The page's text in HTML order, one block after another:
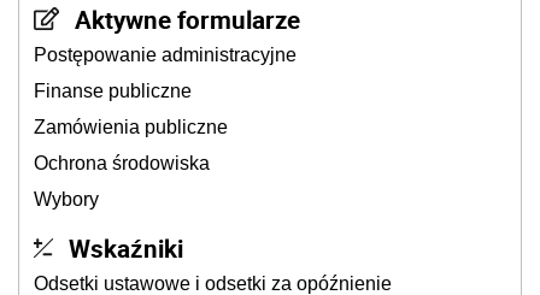
Aktywne formularze
Postępowanie administracyjne
Finanse publiczne
Zamówienia publiczne
Ochrona środowiska
Wybory
Wskaźniki
Odsetki ustawowe i odsetki za opóźnienie